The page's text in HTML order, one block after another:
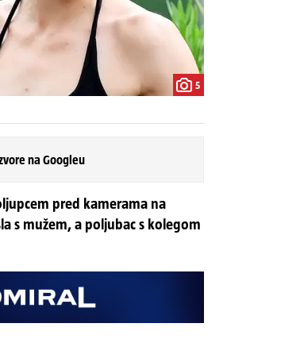
5
na Googleu
pred kamerama na
s mužem, a poljubac s kolegom